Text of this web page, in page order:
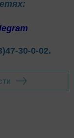
30-0-02.